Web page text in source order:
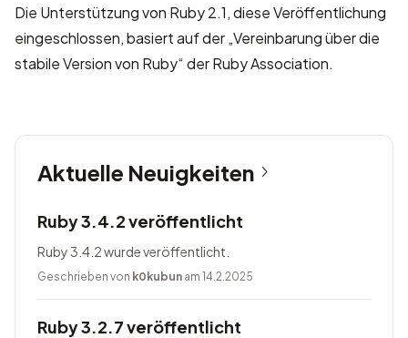
Die Unterstützung von Ruby 2.1, diese Veröffentlichung
eingeschlossen, basiert auf der „Vereinbarung über die
stabile Version von Ruby“der Ruby Association.
Aktuelle Neuigkeiten
Ruby 3.4.2 veröffentlicht
Ruby 3.4.2 wurde veröffentlicht.
Geschrieben von k0kubun am 14.2.2025
Ruby 3.2.7 veröffentlicht